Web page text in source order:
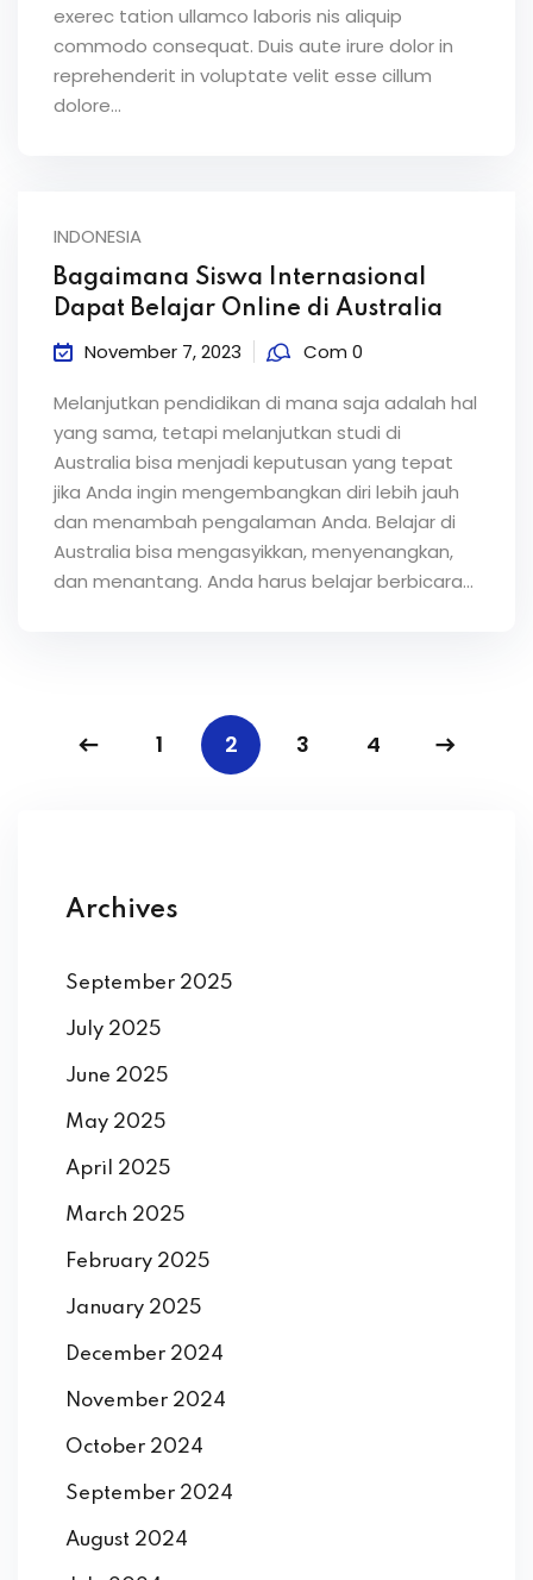
exerec tation ullamco laboris nis aliquip
commodo consequat. Duis aute irure dolor in
reprehenderit in voluptate velit esse cillum
dolore...
INDONESIA
Bagaimana Siswa Internasional
Dapat Belajar Online di Australia
November 7, 2023 Com 0
Melanjutkan pendidikan di mana saja adalah hal
yang sama, tetapi melanjutkan studi di
Australia bisa menjadi keputusan yang tepat
jika Anda ingin mengembangkan diri lebih jauh
dan menambah pengalaman Anda. Belajar di
Australia bisa mengasyikkan, menyenangkan,
dan menantang. Anda harus belajar berbicara...
1 2 3 4
Archives
September 2025
July 2025
June 2025
May 2025
April 2025
March 2025
February 2025
January 2025
December 2024
November 2024
October 2024
September 2024
August 2024